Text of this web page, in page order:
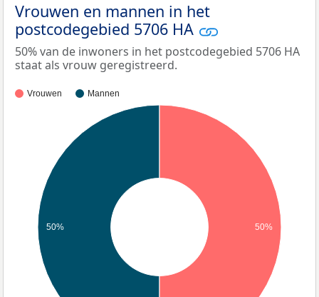
Vrouwen en mannen in het
postcodegebied 5706 HA
50% van de inwoners in het postcodegebied 5706 HA
staat als vrouw geregistreerd.
Vrouwen Mannen
50% 50%